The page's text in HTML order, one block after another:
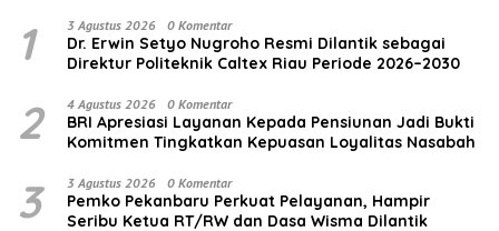
1 3 Agustus 2026 0 Komentar
‎Dr. Erwin Setyo Nugroho Resmi Dilantik sebagai
Direktur Politeknik Caltex Riau Periode 2026–2030
2 4 Agustus 2026 0 Komentar
BRI Apresiasi Layanan Kepada Pensiunan Jadi Bukti
Komitmen Tingkatkan Kepuasan Loyalitas Nasabah
3 3 Agustus 2026 0 Komentar
Pemko Pekanbaru Perkuat Pelayanan, Hampir
Seribu Ketua RT/RW dan Dasa Wisma Dilantik